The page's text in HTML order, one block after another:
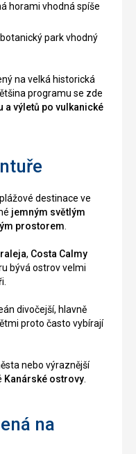
horami vhodná spíše
park vhodný
na velká historická
programu se zde
a výletů po vulkanické
destinace ve
jemným světlým
prostorem
, Costa Calmy
bývá ostrov velmi
divočejší, hlavně
proto často vybírají
nebo výraznější
Kanárské ostrovy
na